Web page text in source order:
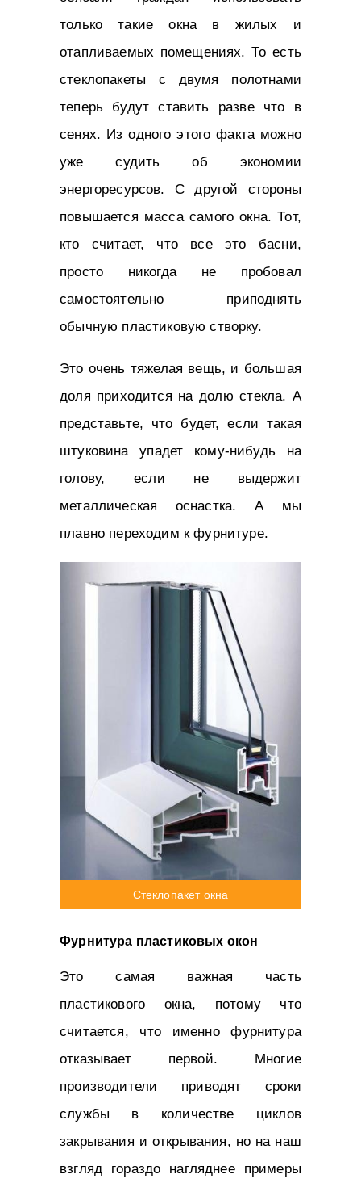
только такие окна в жилых и
отапливаемых помещениях. То есть
стеклопакеты с двумя полотнами
теперь будут ставить разве что в
сенях. Из одного этого факта можно
уже судить об экономии
энергоресурсов. С другой стороны
повышается масса самого окна. Тот,
кто считает, что все это басни,
просто никогда не пробовал
самостоятельно приподнять
обычную пластиковую створку.
Это очень тяжелая вещь, и большая
доля приходится на долю стекла. А
представьте, что будет, если такая
штуковина упадет кому-нибудь на
голову, если не выдержит
металлическая оснастка. А мы
плавно переходим к фурнитуре.
Стеклопакет окна
Фурнитура пластиковых окон
Это самая важная часть
пластикового окна, потому что
считается, что именно фурнитура
отказывает первой. Многие
производители приводят сроки
службы в количестве циклов
закрывания и открывания, но на наш
взгляд гораздо нагляднее примеры